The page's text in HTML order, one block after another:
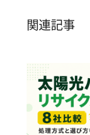
関連記事